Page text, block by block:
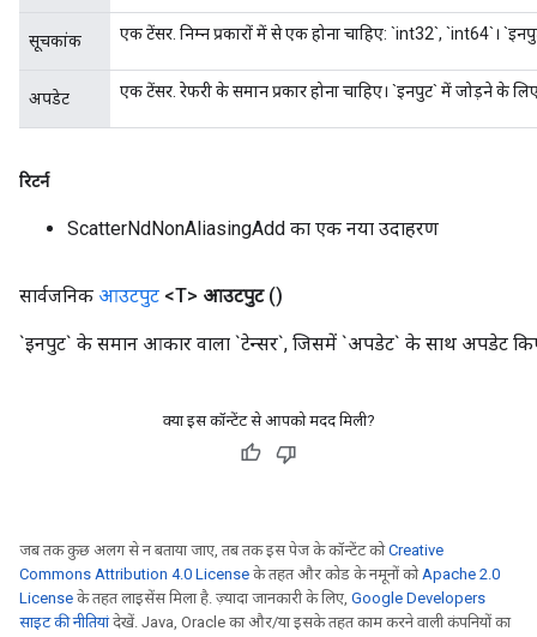
सूचकांक एक टेंसर. निम्न प्रकारों में से एक होना चाहिए: `int32`, `int64`।
अपडेट एक टेंसर. रेफरी के समान प्रकार होना चाहिए। `इनपुट` में जोड़ने के
रिटर्न
ScatterNdNonAliasingAdd का एक नया उदाहरण
सार्वजनिक आउटपुट <T> आउटपुट ()
`इनपुट` के समान आकार वाला `टेन्सर`, जिसमें `अपडेट` के साथ अपडेट
क्या इस कॉन्टेंट से आपको मदद मिली?
जब तक कुछ अलग से न बताया जाए, तब तक इस पेज के कॉन्टेंट कोCreative
Commons Attribution 4.0 License के तहत और कोड के नमूनों कोApache 2.0
License के तहत लाइसेंस मिला है. ज़्यादा जानकारी के लिए, Google Developers
साइट की नीतियांदेखें. Java, Oracle का और/या इसके तहत काम करने वाली कंपनियों का